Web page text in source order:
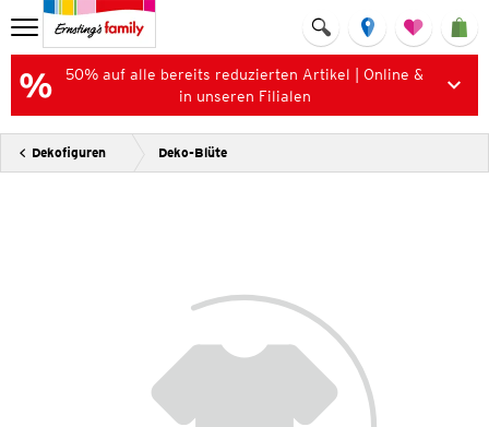
50% auf alle bereits reduzierten Artikel | Online &
in unseren Filialen
Dekofiguren Deko-Blüte